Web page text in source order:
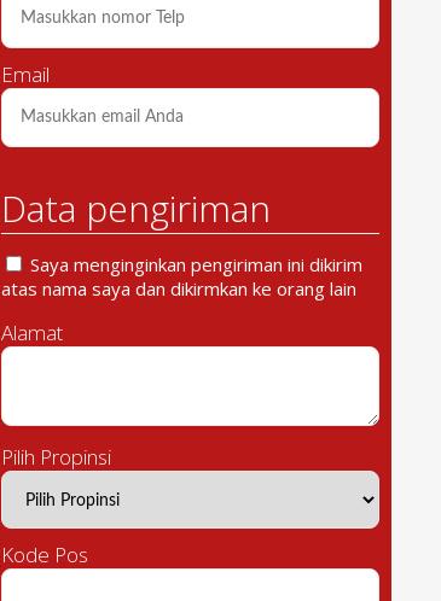
Email
Data pengiriman
Saya menginginkan pengiriman ini dikirim
atas nama saya dan dikirmkan ke orang lain
Alamat
Pilih Propinsi
Kode Pos